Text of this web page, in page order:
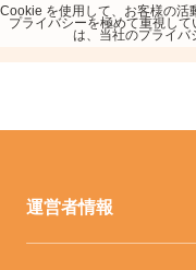
運営者情報
Cookie を使用して、お客様の活
プライバシーを極めて重視し
は、当社のプライバ